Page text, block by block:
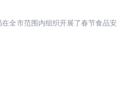
全市范围内组织开展了春节食品安